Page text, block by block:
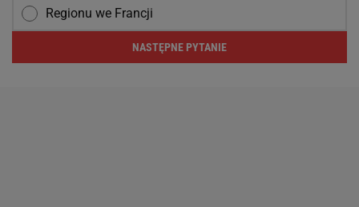
Regionu we Francji
NASTĘPNE PYTANIE